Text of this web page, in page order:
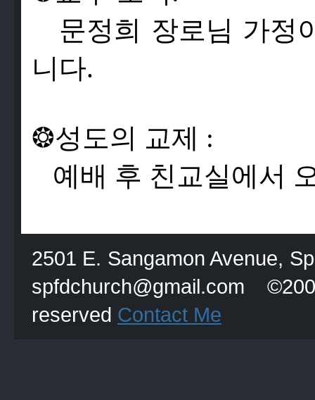
문정희 장로님 가정
니 다.
❂성도의 교제 :
예배 후 친 교실에서
2501 E. Sangamon Avenue,
spfdchurch@gmail.com
reserved Contact Me